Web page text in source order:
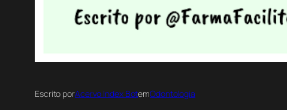
Escrito porAcervo Index BotemOdontologia